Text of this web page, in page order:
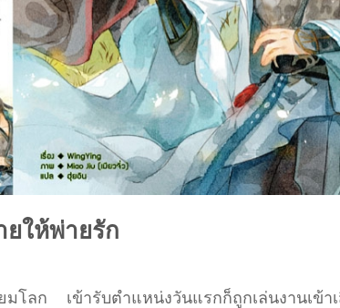
ยให้พ่ายรัก
มโลก เข้ารับตำแหน่งวันแรกก็ถูกเล่นงานเข้า